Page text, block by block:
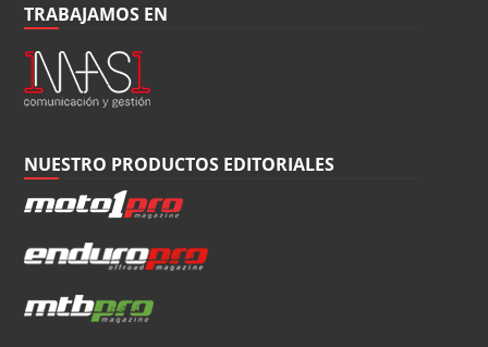
TRABAJAMOS EN
NUESTRO PRODUCTOS EDITORIALES